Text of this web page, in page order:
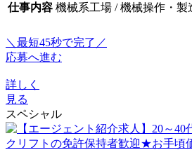
仕事内容 機械系工場 / 機械操作・製
＼最短45秒で完了／
応募へ進む
詳しく
見る
スペシャル